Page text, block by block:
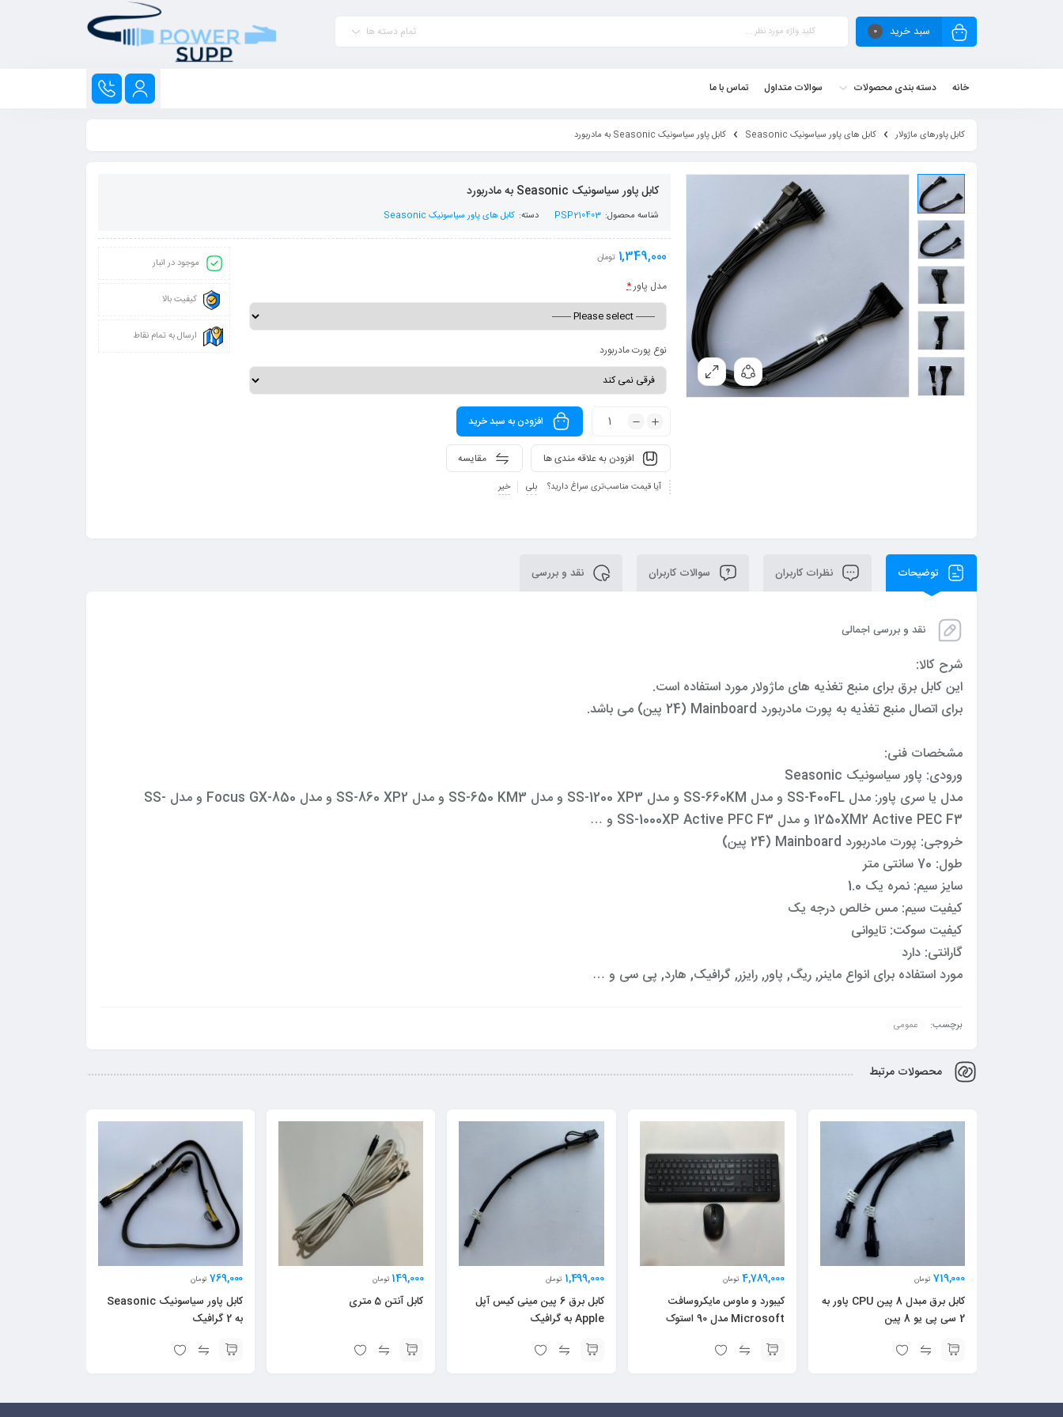
سبد خرید 0 تمام دسته ها
خانه دسته بندی محصولات سوالات متداول تماس با ما
کابل پاورهای ماژولار کابل های پاور سیاسونیک Seasonic کابل پاور سیاسونیک Seasonic به مادربورد
کابل پاور سیاسونیک Seasonic به مادربورد
شناسه محصول: PSP210403 دسته: کابل های پاور سیاسونیک Seasonic
1,349,000 تومان
مدل پاور*
نوع پورت مادربورد
افزودن به سبد خرید
مقایسه افزودن به علاقه مندی ها
آیا قیمت مناسب‌تری سراغ دارید؟ بلی خیر
موجود در انبار
کیفیت بالا
ارسال به تمام نقاط
توضیحات نظرات کاربران سوالات کاربران نقد و بررسی
نقد و بررسی اجمالی
شرح کالا:
این کابل برق برای منبع تغذیه های ماژولار مورد استفاده است.
برای اتصال منبع تغذیه به پورت مادربورد Mainboard (24 پین) می باشد.
مشخصات فنی:
ورودی: پاور سیاسونیک Seasonic
مدل یا سری پاور: مدل SS-400FL و مدل SS-660KM و مدل SS-1200 XP3 و مدل SS-650 KM3 و مدل SS-860 XP2 و مدل Focus GX-850 و مدل SS-
1250XM2 Active PEC F3 و مدل SS-1000XP Active PFC F3 و …
خروجی: پورت مادربورد Mainboard (24 پین)
طول: 70 سانتی متر
سایز سیم: نمره یک 1.0
کیفیت سیم: مس خالص درجه یک
کیفیت سوکت: تایوانی
گارانتی: دارد
مورد استفاده برای انواع ماینر, ریگ, پاور, رایزر, گرافیک, هارد, پی سی و …
برچسب: عمومی
محصولات مرتبط
719,000 تومان
کابل برق مبدل 8 پین CPU پاور به
2 سی پی یو 8 پین
4,789,000 تومان
کیبورد و ماوس مایکروسافت
Microsoft مدل 90 استوک
1,499,000 تومان
کابل برق 6 پین مینی کیس آپل
Apple به گرافیک
149,000 تومان
کابل آنتن 5 متری
769,000 تومان
کابل پاور سیاسونیک Seasonic
به 2 گرافیک